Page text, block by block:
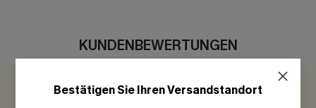
KUNDENBEWERTUNGEN
0.0
Bestätigen Sie Ihren Versandstandort